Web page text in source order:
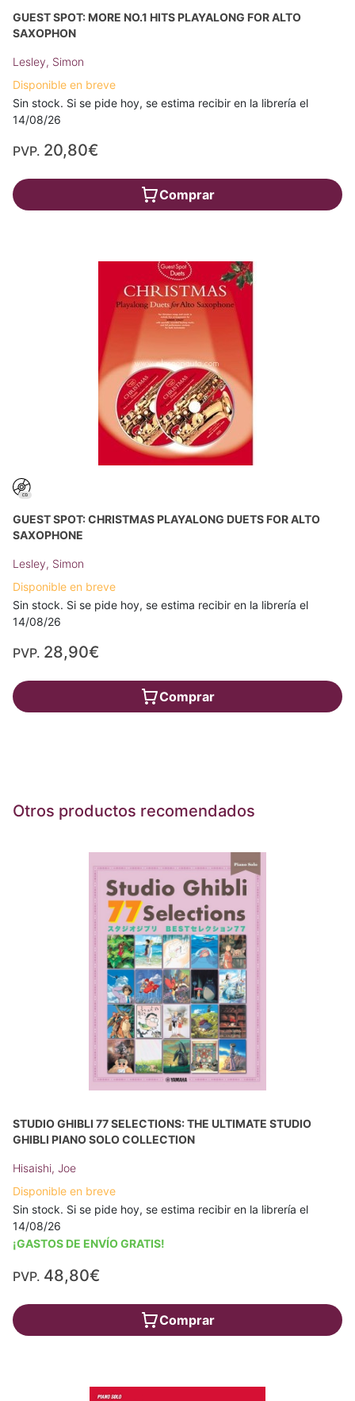
GUEST SPOT: MORE NO.1 HITS PLAYALONG FOR ALTO
SAXOPHON
Lesley, Simon
Disponible en breve
Sin stock. Si se pide hoy, se estima recibir en la librería el
14/08/26
PVP. 20,80€
Comprar
GUEST SPOT: CHRISTMAS PLAYALONG DUETS FOR ALTO
SAXOPHONE
Lesley, Simon
Disponible en breve
Sin stock. Si se pide hoy, se estima recibir en la librería el
14/08/26
PVP. 28,90€
Comprar
Otros productos recomendados
STUDIO GHIBLI 77 SELECTIONS: THE ULTIMATE STUDIO
GHIBLI PIANO SOLO COLLECTION
Hisaishi, Joe
Disponible en breve
Sin stock. Si se pide hoy, se estima recibir en la librería el
14/08/26
¡GASTOS DE ENVÍO GRATIS!
PVP. 48,80€
Comprar